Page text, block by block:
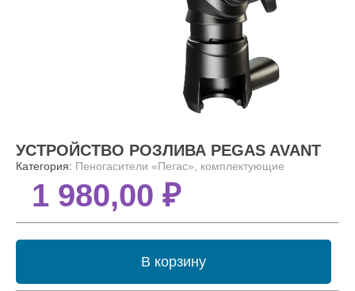
УСТРОЙСТВО РОЗЛИВА PEGAS AVANT
Категория: Пеногасители «Пегас», комплектующие
1 980,00 ₽
В корзину